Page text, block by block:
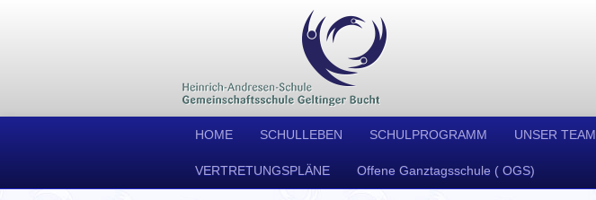
HOME SCHULLEBEN SCHULPROGRAMM UNSER TEAM
VERTRETUNGSPLÄNE Offene Ganztagsschule ( OGS)